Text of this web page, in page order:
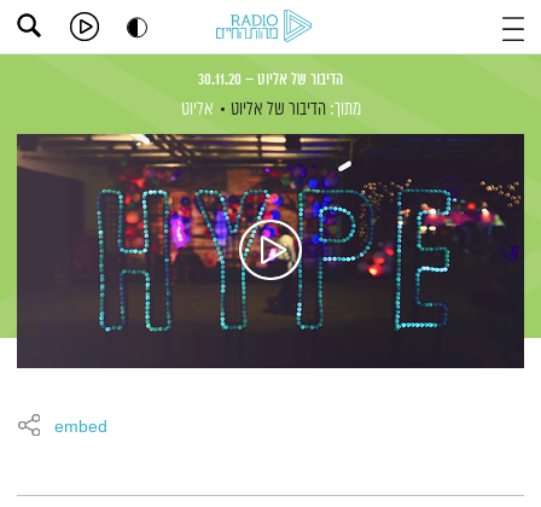
הדיבור של אליוט – 30.11.20
מתוך: הדיבור של אליוט אליוט
embed